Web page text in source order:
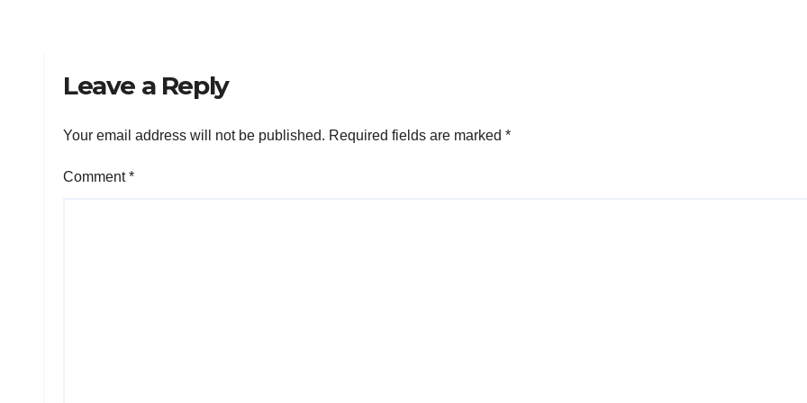
Leave a Reply
Your email address will not be published. Required fields are marked *
Comment*